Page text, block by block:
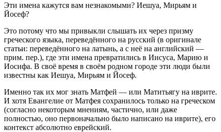
Эти имена кажутся вам незнакомыми? Иешуа, Мирьям и
Йосеф?
Это потому что мы привыкли слышать их через призму
греческого языка, переведённого на русский (в оригинале
статьи: переведённого на латынь, а с неё на английский —
прим. пер.), где эти имена превратились в Иисуса, Марию и
Иосифа. В своё время в своём родном городе эти люди были
известны как Иешуа, Мирьям и Йосеф.
Именно так их мог знать Матфей — или Матитьягу на иврите.
И хотя Евангелие от Матфея сохранилось только на греческом
(согласно некоторым мнениям, частично, или даже
полностью, оно первоначально было написано на иврите), его
контекст абсолютно еврейский.